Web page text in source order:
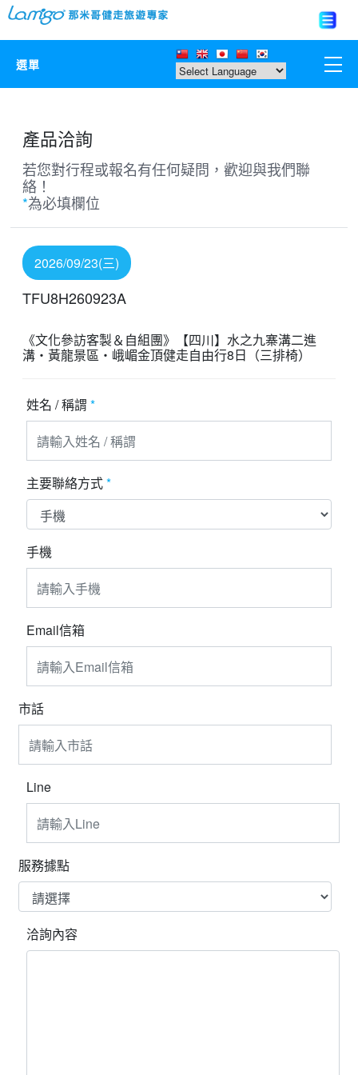
選單
中國
日本
歐美紐澳
夯講座
自由行
產品洽詢
若您對行程或報名有任何疑問，歡迎與我們聯
絡！
*為必填欄位
2026/09/23(三)
TFU8H260923A
《文化參訪客製＆自組團》【四川】水之九寨溝二進
溝・黃龍景區・峨嵋金頂健走自由行8日（三排椅）
姓名 / 稱謂 *
主要聯絡方式*
手機
Email信箱
市話
Line
服務據點
洽詢內容